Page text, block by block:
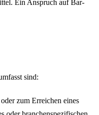
Ein Anspruch auf Bar-
sind:
zum Erreichen eines